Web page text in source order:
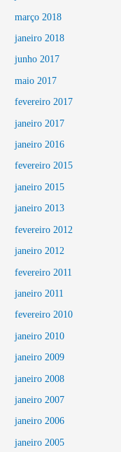
março 2018
janeiro 2018
junho 2017
maio 2017
fevereiro 2017
janeiro 2017
janeiro 2016
fevereiro 2015
janeiro 2015
janeiro 2013
fevereiro 2012
janeiro 2012
fevereiro 2011
janeiro 2011
fevereiro 2010
janeiro 2010
janeiro 2009
janeiro 2008
janeiro 2007
janeiro 2006
janeiro 2005